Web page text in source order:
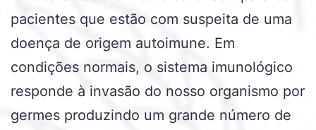
pacientes que estão com suspeita de uma
doença de origem autoimune. Em
condições normais, o sistema imunológico
responde à invasão do nosso organismo por
germes produzindo um grande número de